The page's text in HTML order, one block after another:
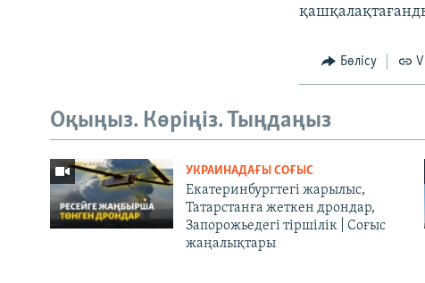
Бөлісу
Оқыңыз. Көріңіз. Тыңдаңыз
УКРАИНАДАҒЫ СОҒЫС
Екатеринбургтегі жарылыс,
Татарстанға жеткен дрондар,
Запорожьедегі тіршілік | Cоғыс
жаңалықтары